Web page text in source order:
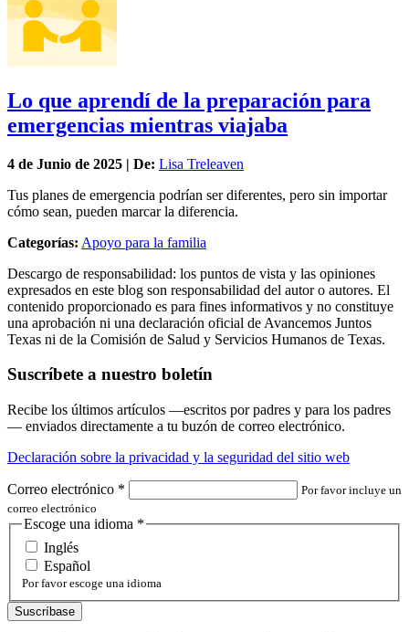
Lo que aprendí de la preparación para
emergencias mientras viajaba
4 de Junio de 2025 | De: Lisa Treleaven
Tus planes de emergencia podrían ser diferentes, pero sin importar
cómo sean, pueden marcar la diferencia.
Categorías: Apoyo para la familia
Descargo de responsabilidad: los puntos de vista y las opiniones
expresados en este blog son responsabilidad del autor o autores. El
contenido proporcionado es para fines informativos y no constituye
una aprobación ni una declaración oficial de Avancemos Juntos
Texas ni de la Comisión de Salud y Servicios Humanos de Texas.
Suscríbete a nuestro boletín
Recibe los últimos artículos —escritos por padres y para los padres
— enviados directamente a tu buzón de correo electrónico.
Declaración sobre la privacidad y la seguridad del sitio web
Correo electrónico *
Por favor incluye un
correo electrónico
Escoge una idioma *
Inglés
Español
Por favor escoge una idioma